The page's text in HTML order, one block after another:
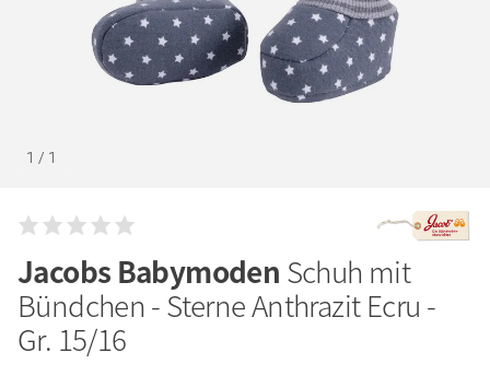
1 / 1
Jacobs Babymoden Schuh mit
Bündchen - Sterne Anthrazit Ecru -
Gr. 15/16